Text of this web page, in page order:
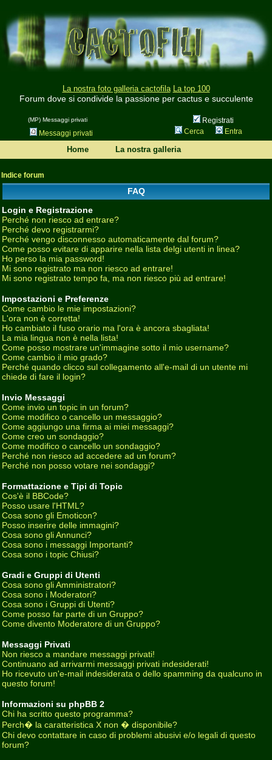
La nostra foto galleria cactofila La top 100
Forum dove si condivide la passione per cactus e succulente
(MP) Messaggi privati
Registrati
Messaggi privati
Cerca Entra
Home La nostra galleria
Indice forum
FAQ
Login e Registrazione
Perché non riesco ad entrare?
Perché devo registrarmi?
Perché vengo disconnesso automaticamente dal forum?
Come posso evitare di apparire nella lista delgi utenti in linea?
Ho perso la mia password!
Mi sono registrato ma non riesco ad entrare!
Mi sono registrato tempo fa, ma non riesco più ad entrare!
Impostazioni e Preferenze
Come cambio le mie impostazioni?
L'ora non è corretta!
Ho cambiato il fuso orario ma l'ora è ancora sbagliata!
La mia lingua non è nella lista!
Come posso mostrare un'immagine sotto il mio username?
Come cambio il mio grado?
Perché quando clicco sul collegamento all'e-mail di un utente mi
chiede di fare il login?
Invio Messaggi
Come invio un topic in un forum?
Come modifico o cancello un messaggio?
Come aggiungo una firma ai miei messaggi?
Come creo un sondaggio?
Come modifico o cancello un sondaggio?
Perché non riesco ad accedere ad un forum?
Perché non posso votare nei sondaggi?
Formattazione e Tipi di Topic
Cos'è il BBCode?
Posso usare l'HTML?
Cosa sono gli Emoticon?
Posso inserire delle immagini?
Cosa sono gli Annunci?
Cosa sono i messaggi Importanti?
Cosa sono i topic Chiusi?
Gradi e Gruppi di Utenti
Cosa sono gli Amministratori?
Cosa sono i Moderatori?
Cosa sono i Gruppi di Utenti?
Come posso far parte di un Gruppo?
Come divento Moderatore di un Gruppo?
Messaggi Privati
Non riesco a mandare messaggi privati!
Continuano ad arrivarmi messaggi privati indesiderati!
Ho ricevuto un'e-mail indesiderata o dello spamming da qualcuno in
questo forum!
Informazioni su phpBB 2
Chi ha scritto questo programma?
Perch� la caratteristica X non � disponibile?
Chi devo contattare in caso di problemi abusivi e/o legali di questo
forum?